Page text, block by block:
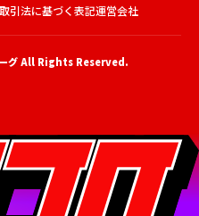
引法に基づく表記運営会社
グAll Rights Reserved.